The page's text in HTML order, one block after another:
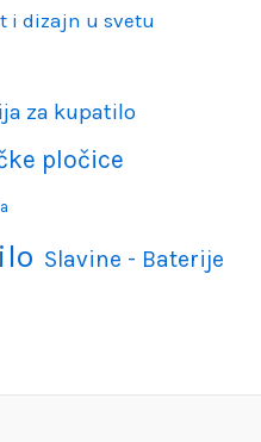
i dizajn u svetu
za kupatilo
pločice
Slavine - Baterije